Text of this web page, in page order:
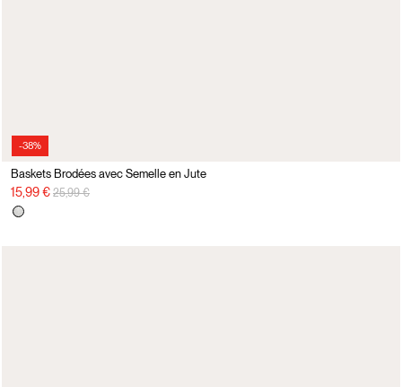
-38%
Baskets Brodées avec Semelle en Jute
15,99 € Prix réduit de
25,99 €